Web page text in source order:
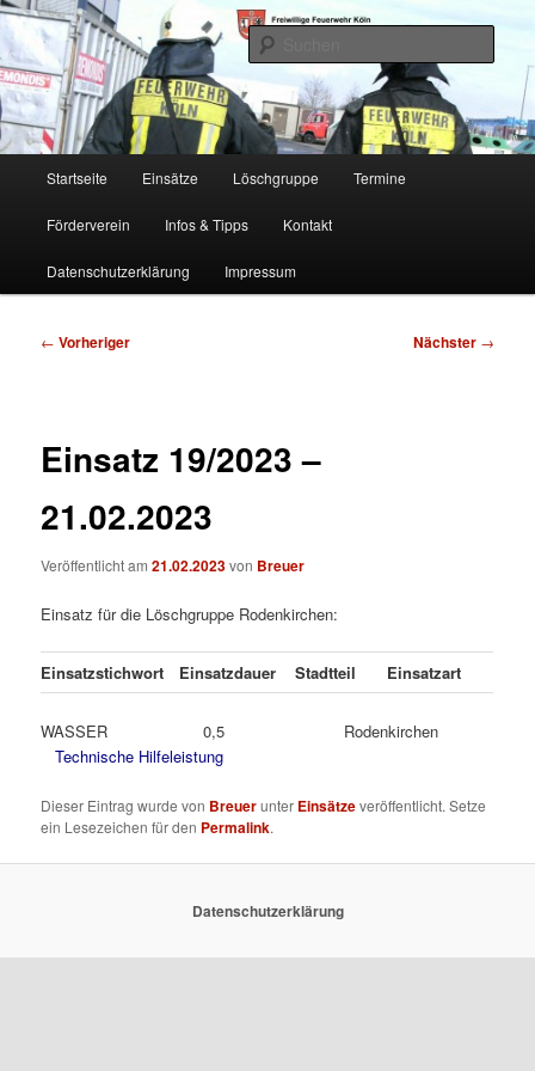
Zum
primären
Inhalt
springenFF Köln, LG RD
Freiwillige Feuerwehr Köln, Löschgruppe Rodenkirchen
Startseite Einsätze Löschgruppe Termine
Förderverein Infos & Tipps Kontakt
Datenschutzerklärung Impressum
Beitragsnavigation
← Vorheriger Nächster →
Einsatz 19/2023 –
21.02.2023
Veröffentlicht am21.02.2023von Breuer
Einsatz für die Löschgruppe Rodenkirchen:
Einsatzstichwort Einsatzdauer Stadtteil Einsatzart
WASSER 0,5 Rodenkirchen
Technische Hilfeleistung
Dieser Eintrag wurde von Breuerunter Einsätzeveröffentlicht. Setze
ein Lesezeichen für den Permalink.
Datenschutzerklärung